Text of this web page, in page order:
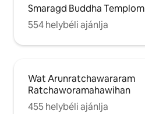
Smaragd Buddha Templom
554 helybéli ajánlja
Wat Arunratchawararam
Ratchaworamahawihan
455 helybéli ajánlja